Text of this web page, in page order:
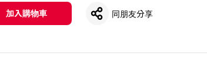
加入購物車 同朋友分享